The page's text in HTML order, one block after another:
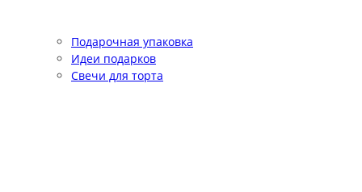
Подарочная упаковка
Идеи подарков
Свечи для торта